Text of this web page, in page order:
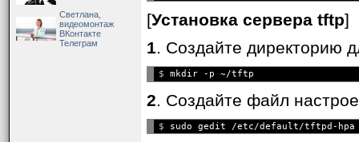
Светлана,
видеомонтаж
ВКонтакте
Телеграм
[Установка сервера tftp]
1. Создайте директорию
$
2. Создайте файл
$
Когда утилита tftp
команды:
? command-name ...
Напечатает подсказку
ascii